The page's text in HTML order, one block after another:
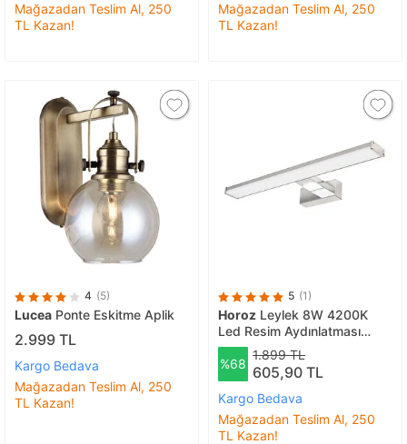
Mağazadan Teslim Al, 250
TL Kazan!
Mağazadan Teslim Al, 250
TL Kazan!
4 (5)
Lucea Ponte Eskitme Aplik
2.999 TL
Kargo Bedava
Mağazadan Teslim Al, 250
TL Kazan!
5 (1)
Horoz Leylek 8W 4200K
Led Resim Aydınlatması
Krom
%68
1.899 TL
605,90 TL
Kargo Bedava
Mağazadan Teslim Al, 250
TL Kazan!